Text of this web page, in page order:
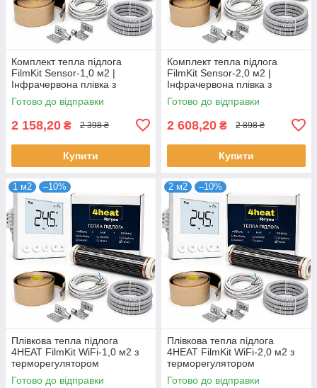
Комплект тепла підлога
FilmKit Sensor-1,0 м2 |
Інфрачервона плівка з
терморегулятором 4HEAT
Готово до відправки
2 158,20 ₴ 2 398 ₴
Купити
Комплект тепла підлога
FilmKit Sensor-2,0 м2 |
Інфрачервона плівка з
терморегулятором 4HEAT
Готово до відправки
2 608,20 ₴ 2 898 ₴
Купити
1 м2 –10%
Плівкова тепла підлога
4HEAT FilmKit WiFi-1,0 м2 з
терморегулятором
Готово до відправки
2 м2 –10%
Плівкова тепла підлога
4HEAT FilmKit WiFi-2,0 м2 з
терморегулятором
Готово до відправки